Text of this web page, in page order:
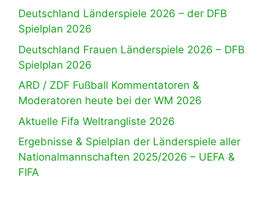
Deutschland Länderspiele 2026 – der DFB
Spielplan 2026
Deutschland Frauen Länderspiele 2026 – DFB
Spielplan 2026
ARD / ZDF Fußball Kommentatoren &
Moderatoren heute bei der WM 2026
Aktuelle Fifa Weltrangliste 2026
Ergebnisse & Spielplan der Länderspiele aller
Nationalmannschaften 2025/2026 – UEFA &
FIFA